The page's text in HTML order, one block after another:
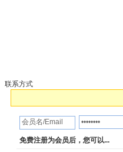
联系方式
免费注册为会员后，您可以...